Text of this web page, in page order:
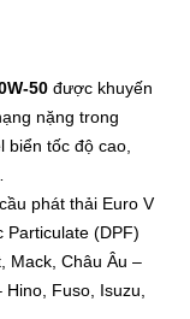
50 được khuyến
nặng trong
biển tốc độ cao,
phát thải Euro V
(DPF)
Mack, Châu Âu –
Fuso, Isuzu,